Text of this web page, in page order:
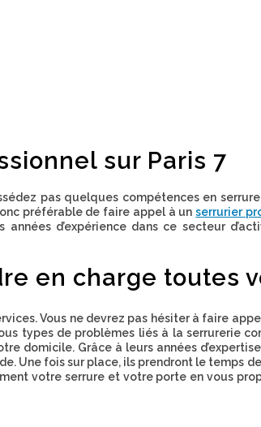
sur Paris 7
pas quelques compétences en
préférable de faire appel à unserrurier
d’expérience dans ce secteur
en charge toutes
Vous ne devrez pas hésiter à faire
types de problèmes liés à la serrurerie
domicile. Grâce à leurs années
Une fois sur place, ils prendront le temps
votre serrure et votre porte en vous